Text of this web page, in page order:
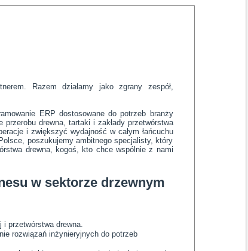
Razem działamy jako zgrany zespół,
ERP dostosowane do potrzeb branży
przerobu drewna, tartaki i zakłady przetwórstwa
i zwiększyć wydajność w całym łańcuchu
poszukujemy ambitnego specjalisty, który
drewna, kogoś, kto chce wspólnie z nami
w sektorze drzewnym
przetwórstwa drewna.
rozwiązań inżynieryjnych do potrzeb